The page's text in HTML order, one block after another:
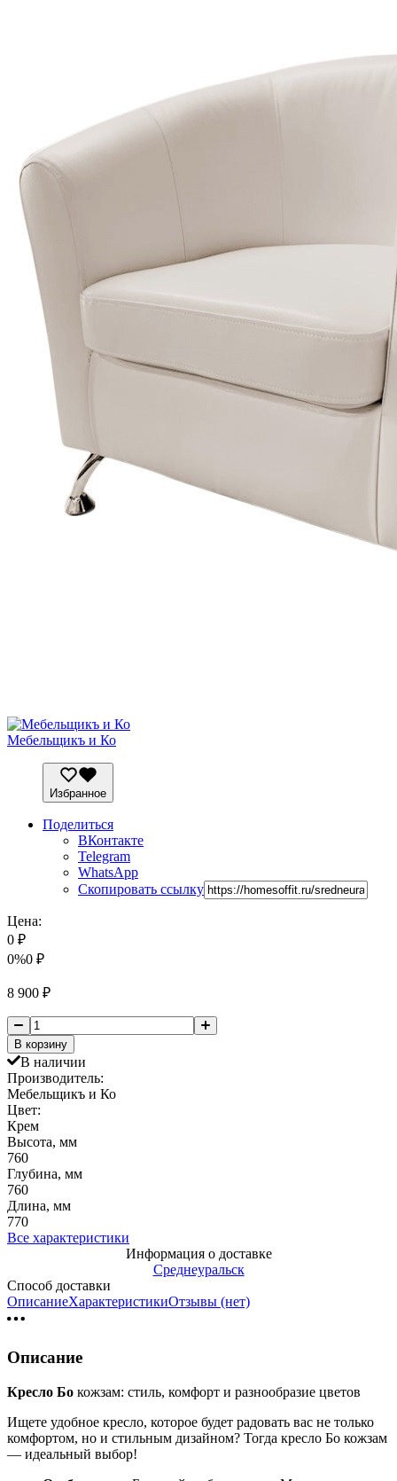
Мебельщикъ и Ко
Избранное
Поделиться
ВКонтакте
Telegram
WhatsApp
Скопировать ссылку
Цена:
0 ₽
0%0 ₽
8 900 ₽
В корзину
В наличии
Производитель:
Мебельщикъ и Ко
Цвет:
Крем
Высота, мм
760
Глубина, мм
760
Длина, мм
770
Все характеристики
Информация о доставке
Среднеуральск
Способ доставки
ОписаниеХарактеристикиОтзывы (нет)
Описание
Кресло Бо кожзам: стиль, комфорт и разнообразие цветов
Ищете удобное кресло, которое будет радовать вас не только
комфортом, но и стильным дизайном? Тогда кресло Бо кожзам
— идеальный выбор!